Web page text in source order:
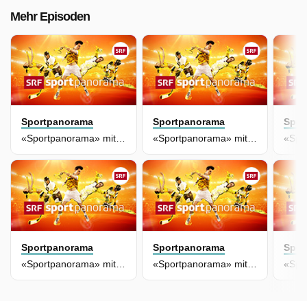
Mehr Episoden
Sportpanorama
«Sportpanorama» mit Studiogast Hans Flatscher
Sportpanorama
«Sportpanorama» mit Studiogast Patrick Fischer
Sportpanorama
Sportpanorama
«Sportpanorama» mit Studiogast Murat Yakin